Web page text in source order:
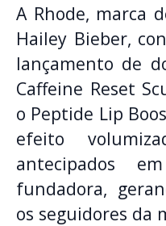
A Rhode, marca
Hailey Bieber,
lançamento de
Caffeine Reset
o Peptide Lip
efeito
antecipados
fundadora,
os seguidores da